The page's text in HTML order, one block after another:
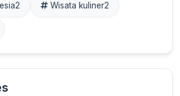
2 Wisata kuliner2